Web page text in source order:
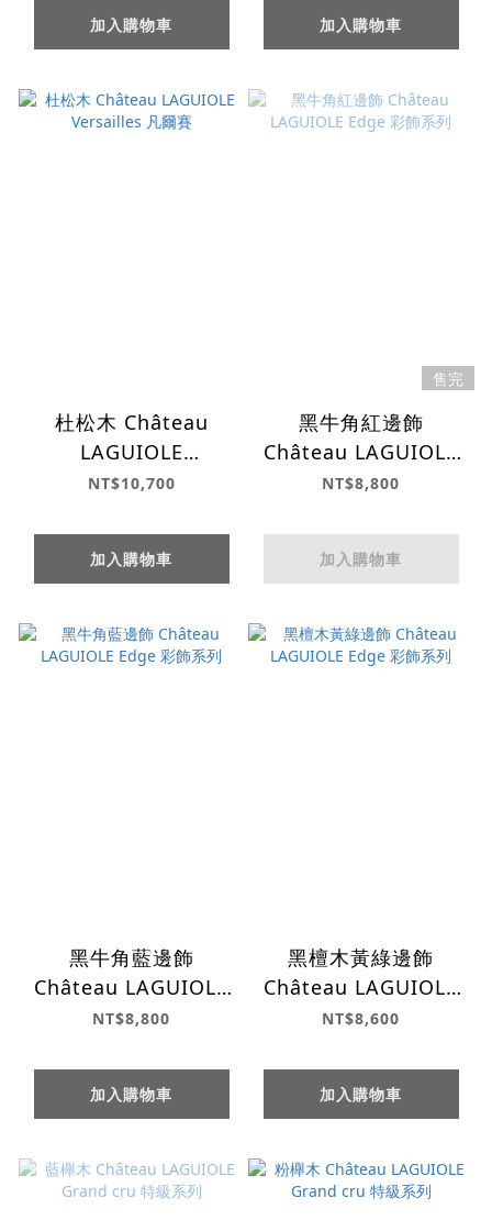
加入購物車 加入購物車
杜松木 Château
LAGUIOLE
Versailles 凡爾賽
NT$10,700
加入購物車
售完
黑牛角紅邊飾
Château LAGUIOLE
Edge 彩飾系列
NT$8,800
加入購物車
黑牛角藍邊飾
Château LAGUIOLE
Edge 彩飾系列
NT$8,800
加入購物車
黑檀木黃綠邊飾
Château LAGUIOLE
Edge 彩飾系列
NT$8,600
加入購物車